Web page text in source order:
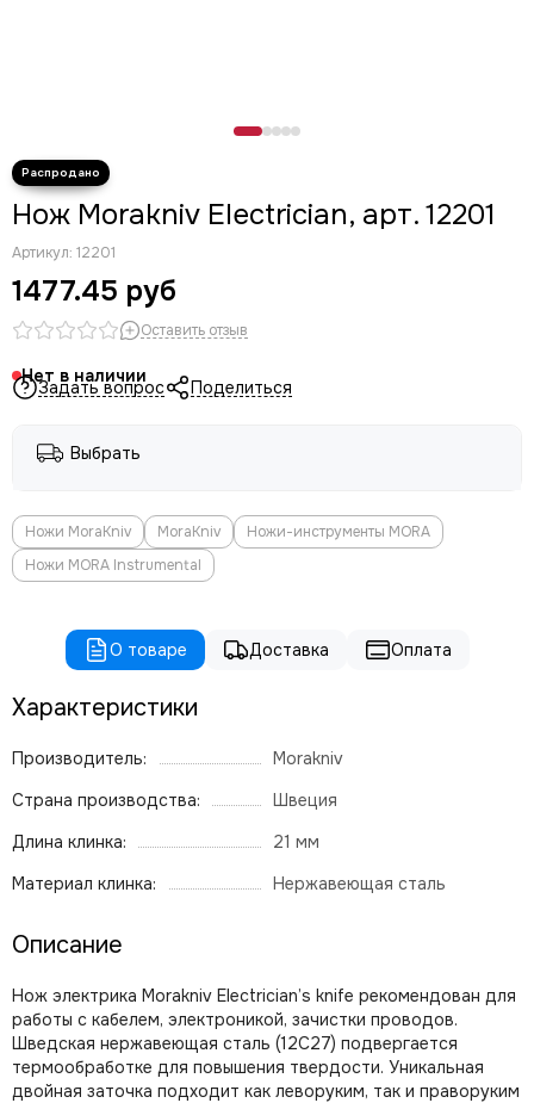
Нож Morakniv Electrician, арт. 12201
Артикул: 12201
1477.45 руб
Оставить отзыв
Нет в наличии
Задать вопрос Поделиться
Выбрать
Ножи MoraKniv MoraKniv
Ножи-инструменты MORA
Ножи MORA Instrumental
О товаре Доставка Оплата
Характеристики
Производитель:
Morakniv
Страна производства:
Швеция
Длина клинка:
21 мм
Материал клинка:
Нержавеющая сталь
Описание
Нож электрика Morakniv Electrician’s knife рекомендован для
работы с кабелем, электроникой, зачистки проводов.
Шведская нержавеющая сталь (12C27) подвергается
термообработке для повышения твердости. Уникальная
двойная заточка подходит как леворуким, так и праворуким